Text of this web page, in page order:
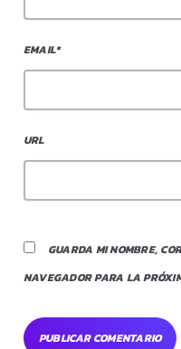
EMAIL*
URL
GUARDA MI NOMBRE,
NAVEGADOR PARA LA